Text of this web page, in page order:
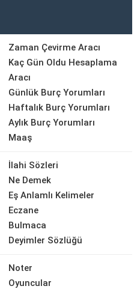
Zaman Çevirme Aracı
Kaç Gün Oldu Hesaplama
Aracı
Günlük Burç Yorumları
Haftalık Burç Yorumları
Aylık Burç Yorumları
Maaş
İlahi Sözleri
Ne Demek
Eş Anlamlı Kelimeler
Eczane
Bulmaca
Deyimler Sözlüğü
Noter
Oyuncular